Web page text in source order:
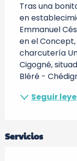
Tras una
en
Emmanuel
en el
charcutería
Cigogné,
Bléré -
Seguir
Servicios